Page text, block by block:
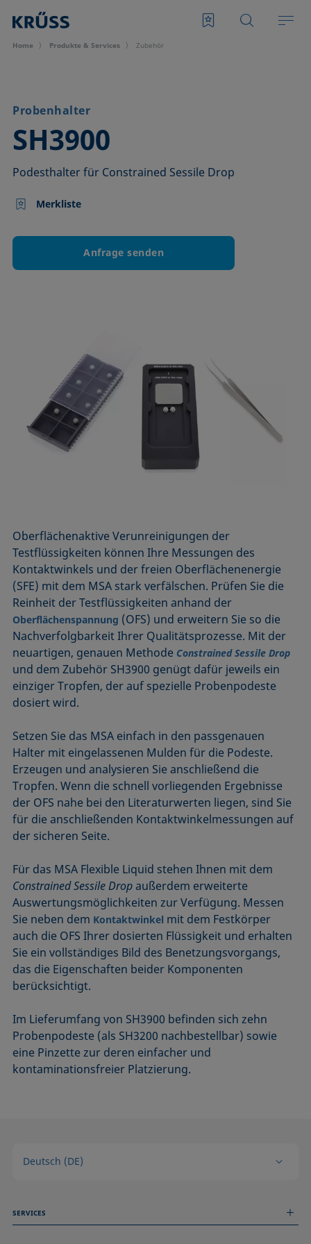
Home Produkte & Services Zubehör
Probenhalter
SH3900
–
Podesthalter für Constrained Sessile Drop
Merkliste
Anfrage senden
Oberflächenaktive Verunreinigungen der
Testflüssigkeiten können Ihre Messungen des
Kontaktwinkels und der freien Oberflächenenergie
(SFE) mit dem MSA stark verfälschen. Prüfen Sie die
Reinheit der Testflüssigkeiten anhand der
Oberflächenspannung (OFS) und erweitern Sie so die
Nachverfolgbarkeit Ihrer Qualitätsprozesse. Mit der
neuartigen, genauen Methode Constrained Sessile Drop
und dem Zubehör SH3900 genügt dafür jeweils ein
einziger Tropfen, der auf spezielle Probenpodeste
dosiert wird.
Setzen Sie das MSA einfach in den passgenauen
Halter mit eingelassenen Mulden für die Podeste.
Erzeugen und analysieren Sie anschließend die
Tropfen. Wenn die schnell vorliegenden Ergebnisse
der OFS nahe bei den Literaturwerten liegen, sind Sie
für die anschließenden Kontaktwinkelmessungen auf
der sicheren Seite.
Für das MSA Flexible Liquid stehen Ihnen mit dem
Constrained Sessile Dropaußerdem erweiterte
Auswertungsmöglichkeiten zur Verfügung. Messen
Sie neben dem Kontaktwinkel mit dem Festkörper
auch die OFS Ihrer dosierten Flüssigkeit und erhalten
Sie ein vollständiges Bild des Benetzungsvorgangs,
das die Eigenschaften beider Komponenten
berücksichtigt.
Im Lieferumfang von SH3900 befinden sich zehn
Probenpodeste (als SH3200 nachbestellbar) sowie
eine Pinzette zur deren einfacher und
kontaminationsfreier Platzierung.
Deutsch (DE)
SERVICES